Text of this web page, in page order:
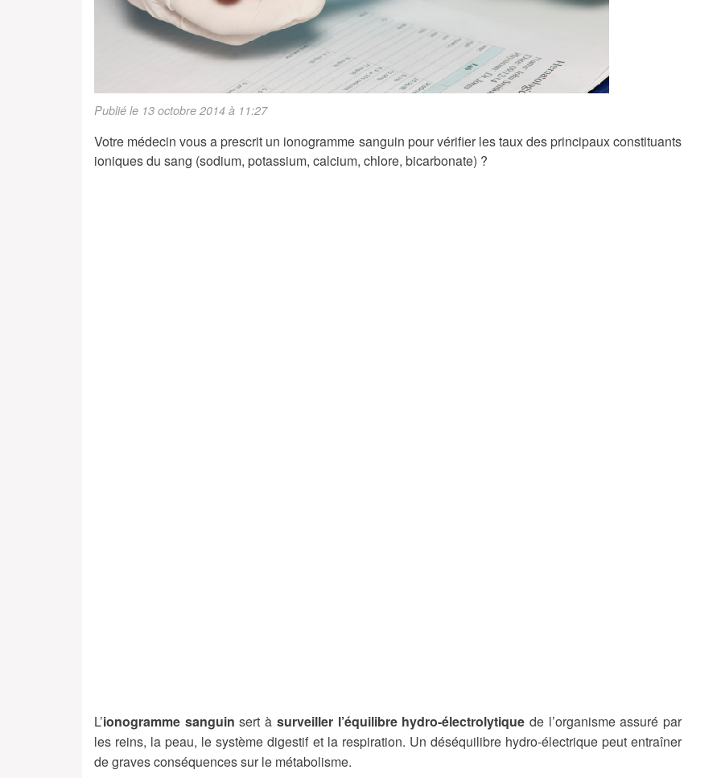
Publié le 13 octobre 2014 à 11:27
Votre médecin vous a prescrit un ionogramme sanguin pour vérifier les taux des principaux constituants
ioniques du sang (sodium, potassium, calcium, chlore, bicarbonate) ?
L’ionogramme sanguinsert à surveiller l’équilibre hydro-électrolytique de l’organisme assuré par
les reins, la peau, le système digestif et la respiration. Un déséquilibre hydro-électrique peut entraîner
de graves conséquences sur le métabolisme.